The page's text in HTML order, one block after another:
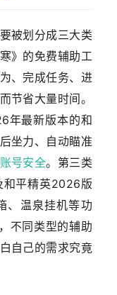
被划分成三大类
》的免费辅助工
、完成任务、进
节省大量时间。
年最新版本的和
坐力、自动瞄准
账号安全。第三类
和平精英2026版
、温泉挂机等功
不同类型的辅助
自己的需求究竟